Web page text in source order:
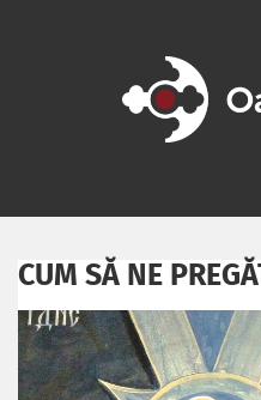
CUM SĂ NE